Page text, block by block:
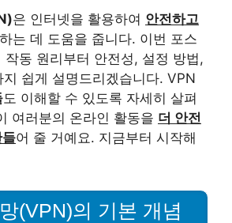
은 인터넷을 활용하여 안전하고
하는 데 도움을 줍니다. 이번 포스
작동 원리부터 안전성, 설정 방법,
쉽게 설명드리겠습니다. VPN
도 이해할 수 있도록 자세히 살펴
여러분의 온라인 활동을 더 안전
어 줄 거예요. 지금부터 시작해
(VPN)의 기본 개념